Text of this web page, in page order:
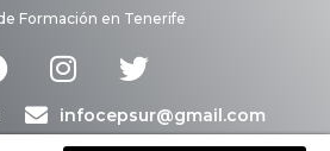
Formación en Tenerife
infocepsur@gmail.com